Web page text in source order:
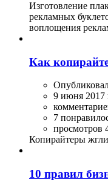
Изготовление
рекламных
воплощения
Как
9 июня 2017
7
просмотров
Копирайтеры
10 правил